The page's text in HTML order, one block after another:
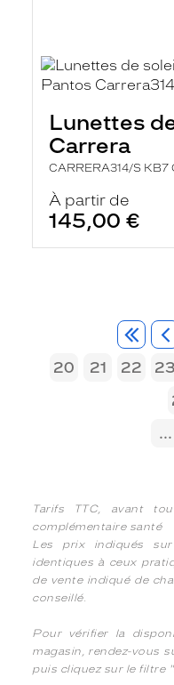
Lunettes
Carrera
CARRERA314/S KB7
À partir de
145,00 €
20
21 22 23
...
Tarifs TTC, avant
complémentaire santé
Les prix indiqués
identiques à ceux
de vente indiqué de
conseillé.
Pour vérifier la
magasin, rendez-vous
puis cliquez sur le filtre